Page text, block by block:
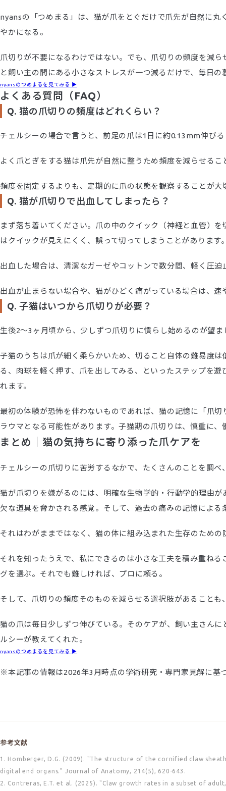
nyansの「つめまる」は、猫が爪をとぐだけで爪先が自然に
やかになる。
爪切りが不要になるわけではない。でも、爪切りの頻度を減
と飼い主の間にある小さなストレスが一つ減るだけで、毎日
nyansのつめまるを見てみる ▶︎
よくある質問（FAQ）
Q. 猫の爪切りの頻度はどれくらい？
チェルシーの場合で言うと、前足の爪は1日に約0.13mm伸び
よく爪とぎをする猫は爪先が自然に整うため頻度を減らせる
頻度を固定するよりも、定期的に爪の状態を観察することが
Q. 猫が爪切りで出血してしまったら？
まず落ち着いてください。爪の中のクイック（神経と血管）
はクイックが見えにくく、誤って切ってしまうことがあります
出血した場合は、清潔なガーゼやコットンで数分間、軽く圧
出血が止まらない場合や、猫がひどく痛がっている場合は、
Q. 子猫はいつから爪切りが必要？
生後2〜3ヶ月頃から、少しずつ爪切りに慣らし始めるのが望
子猫のうちは爪が細く柔らかいため、切ること自体の難易度
る、肉球を軽く押す、爪を出してみる、といったステップを
れます。
最初の体験が恐怖を伴わないものであれば、猫の記憶に「爪
ラウマとなる可能性があります。子猫期の爪切りは、慎重に
まとめ｜猫の気持ちに寄り添った爪ケアを
チェルシーの爪切りに苦労するなかで、たくさんのことを調
猫が爪切りを嫌がるのには、明確な生物学的・行動学的理由
欠な道具を脅かされる感覚。そして、過去の痛みの記憶による
それはわがままではなく、猫の体に組み込まれた生存のための
それを知ったうえで、私にできるのは小さな工夫を積み重ね
グを選ぶ。それでも難しければ、プロに頼る。
そして、爪切りの頻度そのものを減らせる選択肢があることも
猫の爪は毎日少しずつ伸びている。そのケアが、飼い主さん
ルシーが教えてくれた。
nyansのつめまるを見てみる ▶︎
※本記事の情報は2026年3月時点の学術研究・専門家見解に基
参考文献
1. Homberger, D.G. (2009). "The structure of the cornified claw
digital end organs." Journal of Anatomy, 214(5), 620-643.
2. Contreras, E.T. et al. (2025). "Claw growth rates in a subset of